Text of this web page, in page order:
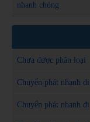
nhanh chóng
Chưa được phân loại
Chuyển phát nhanh
Chuyển phát nhanh